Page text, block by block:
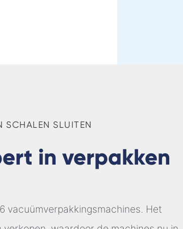
SCHALEN SLUITEN
in verpakken
vacuümverpakkingsmachines. Het